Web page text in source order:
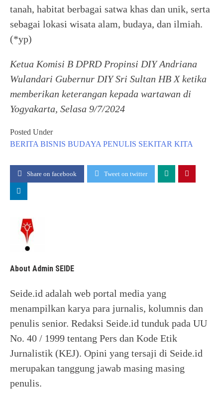
tanah, habitat berbagai satwa khas dan unik, serta
sebagai lokasi wisata alam, budaya, dan ilmiah.
(*yp)
Ketua Komisi B DPRD Propinsi DIY Andriana
Wulandari Gubernur DIY Sri Sultan HB X ketika
memberikan keterangan kepada wartawan di
Yogyakarta, Selasa 9/7/2024
Posted Under
BERITA BISNIS BUDAYA PENULIS SEKITAR KITA
Share on facebook Tweet on twitter
About Admin SEIDE
Seide.id adalah web portal media yang
menampilkan karya para jurnalis, kolumnis dan
penulis senior. Redaksi Seide.id tunduk pada UU
No. 40 / 1999 tentang Pers dan Kode Etik
Jurnalistik (KEJ). Opini yang tersaji di Seide.id
merupakan tanggung jawab masing masing
penulis.